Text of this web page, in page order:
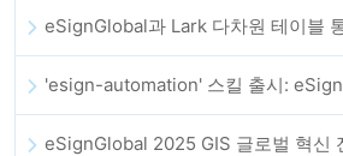
eSignGlobal 2025 GIS 글로벌 혁신